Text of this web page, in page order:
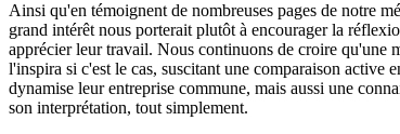
Ainsi qu'en témoignent de nombreuses pages de notre
grand intérêt nous porterait plutôt à encourager la
apprécier leur travail. Nous continuons de croire qu'une
l'inspira si c'est le cas, suscitant une comparaison
dynamise leur entreprise commune, mais aussi une
son interprétation, tout simplement.